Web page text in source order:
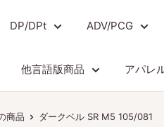
DP/DPt ADV/PCG
他言語版商品 アパレ
商品 ダークベル SR M5 105/081